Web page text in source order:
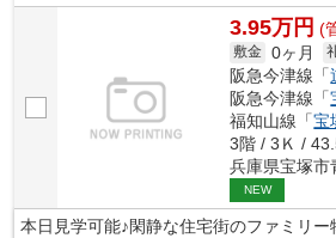
3.95万円 (
敷金 0ヶ月
阪急今津線「
阪急今津線「
福知山線「宝
3階 / 3Ｋ /
兵庫県宝塚市
NEW
本日見学可能♪閑静な住宅街のファミリー